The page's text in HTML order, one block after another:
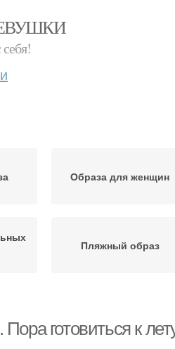
Образа для женщин
Пляжный образ
готовиться к